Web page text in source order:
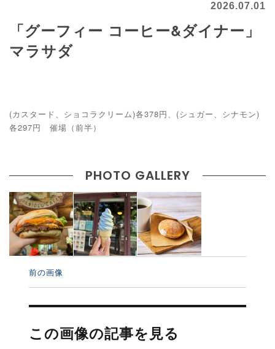
2026.07.01
「グーフィー コーヒー&ダイナー」
マラサダ
(カスタード、ショコラクリーム)各378円、(シュガー、シナモン)
各297円 催場（前半）
PHOTO GALLERY
前の画像
投
ナ
ビ
この画像の記事を見る